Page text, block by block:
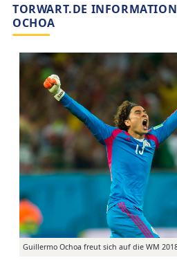
TORWART.DE
OCHOA
Guillermo Ochoa freut sich auf die WM